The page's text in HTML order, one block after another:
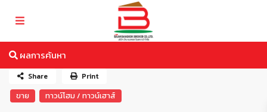
ผลการค้นหา
ขาย ทาวน์โฮม / ทาวน์เฮาส์
Share Print